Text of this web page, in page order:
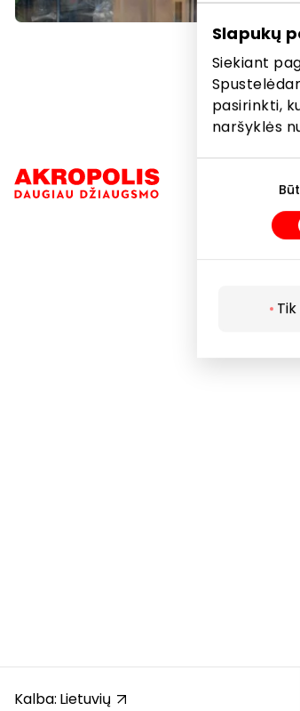
Slapukų
Siekiant
pasirinkti,
naršyklės
Kalba: Lietuvių